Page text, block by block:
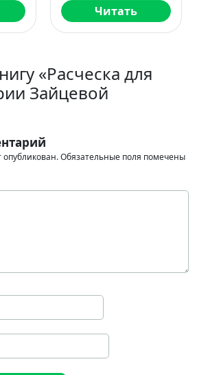
Читать
«Расческа для
Зайцевой
опубликован.Обязательные поля помечены